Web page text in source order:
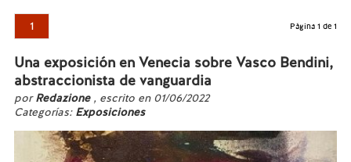
1 Página 1 de 1
Una exposición en Venecia sobre Vasco Bendini,
abstraccionista de vanguardia
porRedazione , escrito en 01/06/2022
Categorías: Exposiciones